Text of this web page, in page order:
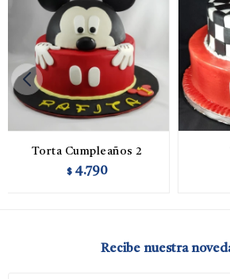
Torta Cumpleaños 2
$ 4.790
Recibe nuestra